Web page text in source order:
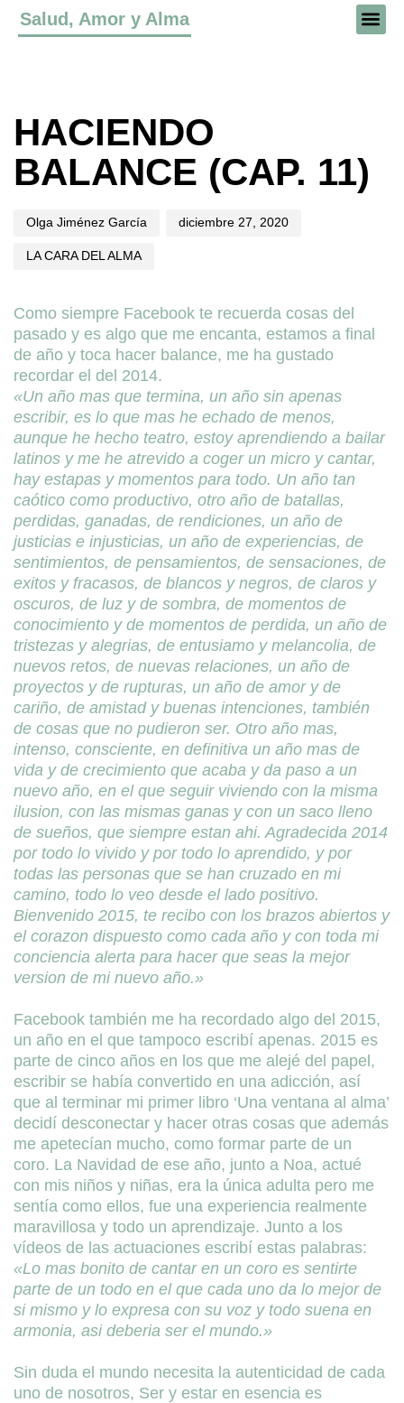
Salud, Amor y Alma
HACIENDO
BALANCE (CAP. 11)
Olga Jiménez García
on:
diciembre 27, 2020
LA CARA DEL ALMA
Como siempre Facebook te recuerda cosas del
pasado y es algo que me encanta, estamos a final
de año y toca hacer balance, me ha gustado
recordar el del 2014.
«Un año mas que termina, un año sin apenas
escribir, es lo que mas he echado de menos,
aunque he hecho teatro, estoy aprendiendo a bailar
latinos y me he atrevido a coger un micro y cantar,
hay estapas y momentos para todo. Un año tan
caótico como productivo, otro año de batallas,
perdidas, ganadas, de rendiciones, un año de
justicias e injusticias, un año de experiencias, de
sentimientos, de pensamientos, de sensaciones, de
exitos y fracasos, de blancos y negros, de claros y
oscuros, de luz y de sombra, de momentos de
conocimiento y de momentos de perdida, un año de
tristezas y alegrias, de entusiamo y melancolia, de
nuevos retos, de nuevas relaciones, un año de
proyectos y de rupturas, un año de amor y de
cariño, de amistad y buenas intenciones, también
de cosas que no pudieron ser. Otro año mas,
intenso, consciente, en definitiva un año mas de
vida y de crecimiento que acaba y da paso a un
nuevo año, en el que seguir viviendo con la misma
ilusion, con las mismas ganas y con un saco lleno
de sueños, que siempre estan ahi. Agradecida 2014
por todo lo vivido y por todo lo aprendido, y por
todas las personas que se han cruzado en mi
camino, todo lo veo desde el lado positivo.
Bienvenido 2015, te recibo con los brazos abiertos y
el corazon dispuesto como cada año y con toda mi
conciencia alerta para hacer que seas la mejor
version de mi nuevo año.»
Facebook también me ha recordado algo del 2015,
un año en el que tampoco escribí apenas. 2015 es
parte de cinco años en los que me alejé del papel,
escribir se había convertido en una adicción, así
que al terminar mi primer libro ‘Una ventana al alma’
decidí desconectar y hacer otras cosas que además
me apetecían mucho, como formar parte de un
coro. La Navidad de ese año, junto a Noa, actué
con mis niños y niñas, era la única adulta pero me
sentía como ellos, fue una experiencia realmente
maravillosa y todo un aprendizaje. Junto a los
vídeos de las actuaciones escribí estas palabras:
«Lo mas bonito de cantar en un coro es sentirte
parte de un todo en el que cada uno da lo mejor de
si mismo y lo expresa con su voz y todo suena en
armonia, asi deberia ser el mundo.»
Sin duda el mundo necesita la autenticidad de cada
uno de nosotros, Ser y estar en esencia es